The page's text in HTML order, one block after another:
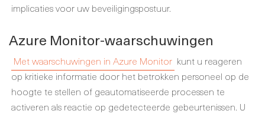
implicaties voor uw beveiligingspostuur.
Azure Monitor-waarschuwingen
Met waarschuwingen in Azure Monitor kunt u reageren
op kritieke informatie door het betrokken personeel op de
hoogte te stellen of geautomatiseerde processen te
activeren als reactie op gedetecteerde gebeurtenissen. U